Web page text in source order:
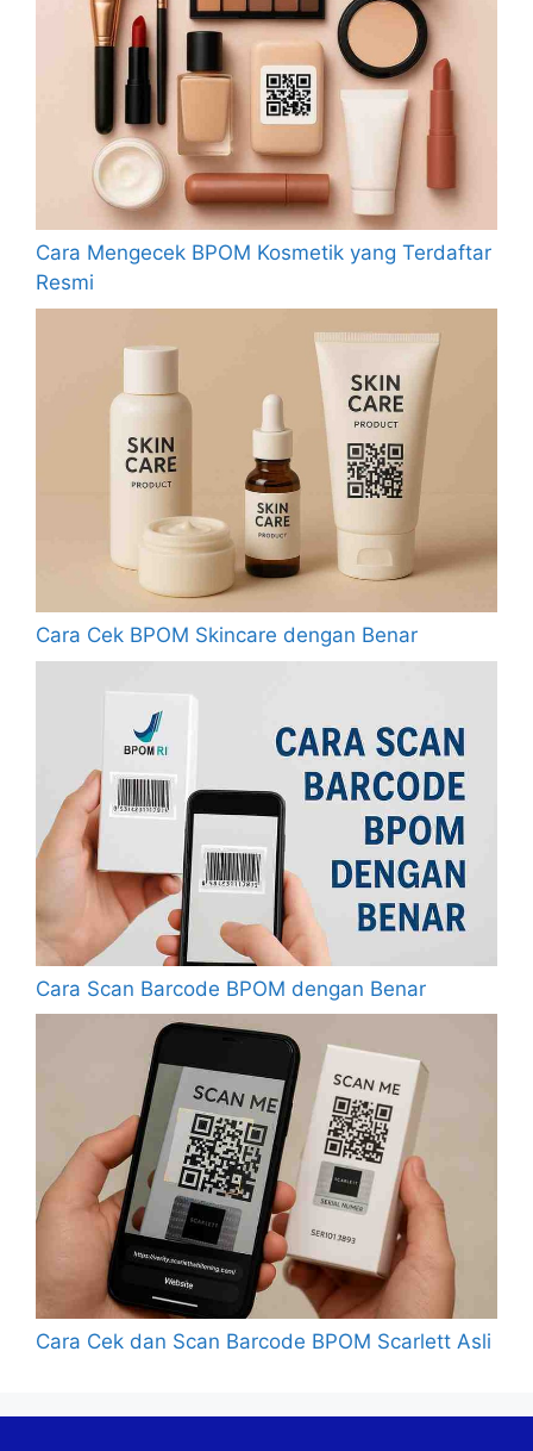
Cara Mengecek BPOM Kosmetik yang Terdaftar
Resmi
Cara Cek BPOM Skincare dengan Benar
Cara Scan Barcode BPOM dengan Benar
Cara Cek dan Scan Barcode BPOM Scarlett Asli